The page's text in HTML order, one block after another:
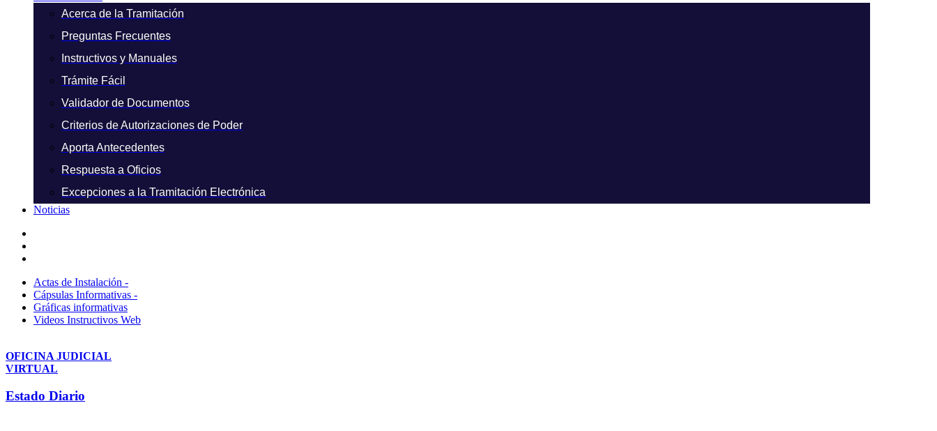
Acerca de la Tramitación
Preguntas Frecuentes
Instructivos y Manuales
Trámite Fácil
Validador de Documentos
Criterios de Autorizaciones de Poder
Aporta Antecedentes
Respuesta a Oficios
Excepciones a la Tramitación Electrónica
Noticias
Actas de Instalación -
Cápsulas Informativas -
Gráficas informativas
Videos Instructivos Web
OFICINA JUDICIAL
VIRTUAL
Estado Diario